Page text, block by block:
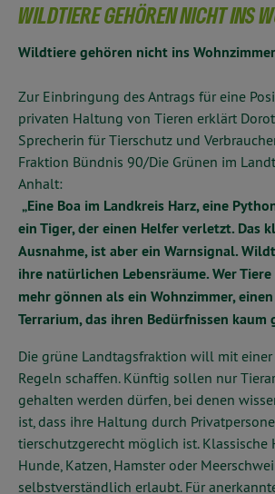
WILDTIERE GEHÖREN NICHT INS
Wildtiere gehören nicht ins Wohnzimmer
Zur Einbringung des Antrags für eine
privaten Haltung von Tieren erklärt
Sprecherin für Tierschutz und
Fraktion Bündnis 90/Die Grünen im
Anhalt:
„Eine Boa im Landkreis Harz, eine
ein Tiger, der einen Helfer verletzt. Das
Ausnahme, ist aber ein Warnsignal.
ihre natürlichen Lebensräume. Wer
mehr gönnen als ein Wohnzimmer,
Terrarium, das ihren Bedürfnissen kaum
Die grüne Landtagsfraktion will mit
Regeln schaffen. Künftig sollen nur
gehalten werden dürfen, bei denen
ist, dass ihre Haltung durch
tierschutzgerecht möglich ist. Klassische
Hunde, Katzen, Hamster oder
selbstverständlich erlaubt. Für